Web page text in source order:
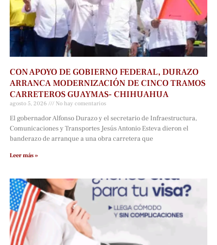
CON APOYO DE GOBIERNO FEDERAL, DURAZO
ARRANCA MODERNIZACIÓN DE CINCO TRAMOS
CARRETEROS GUAYMAS- CHIHUAHUA
agosto 5, 2026 No hay comentarios
El gobernador Alfonso Durazo y el secretario de Infraestructura,
Comunicaciones y Transportes Jesús Antonio Esteva dieron el
banderazo de arranque a una obra carretera que
Leer más »